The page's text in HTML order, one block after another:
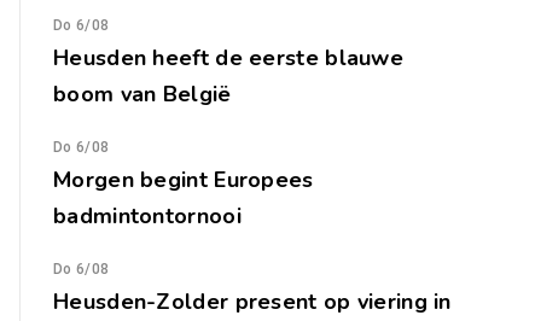
Do 6/08
Heusden heeft de eerste blauwe
boom van België
Do 6/08
Morgen begint Europees
badmintontornooi
Do 6/08
Heusden-Zolder present op viering in